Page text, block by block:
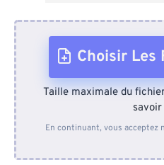
Choisir Les
Depuis
Taille maximale du
En continuant, vous acceptez